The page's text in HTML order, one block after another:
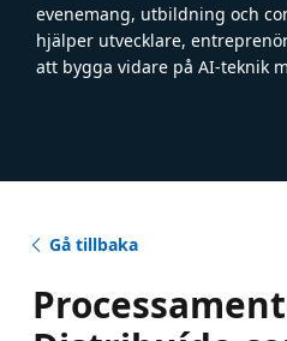
evenemang, utbildning och
hjälper utvecklare,
att bygga vidare på AI-teknik
Gå tillbaka